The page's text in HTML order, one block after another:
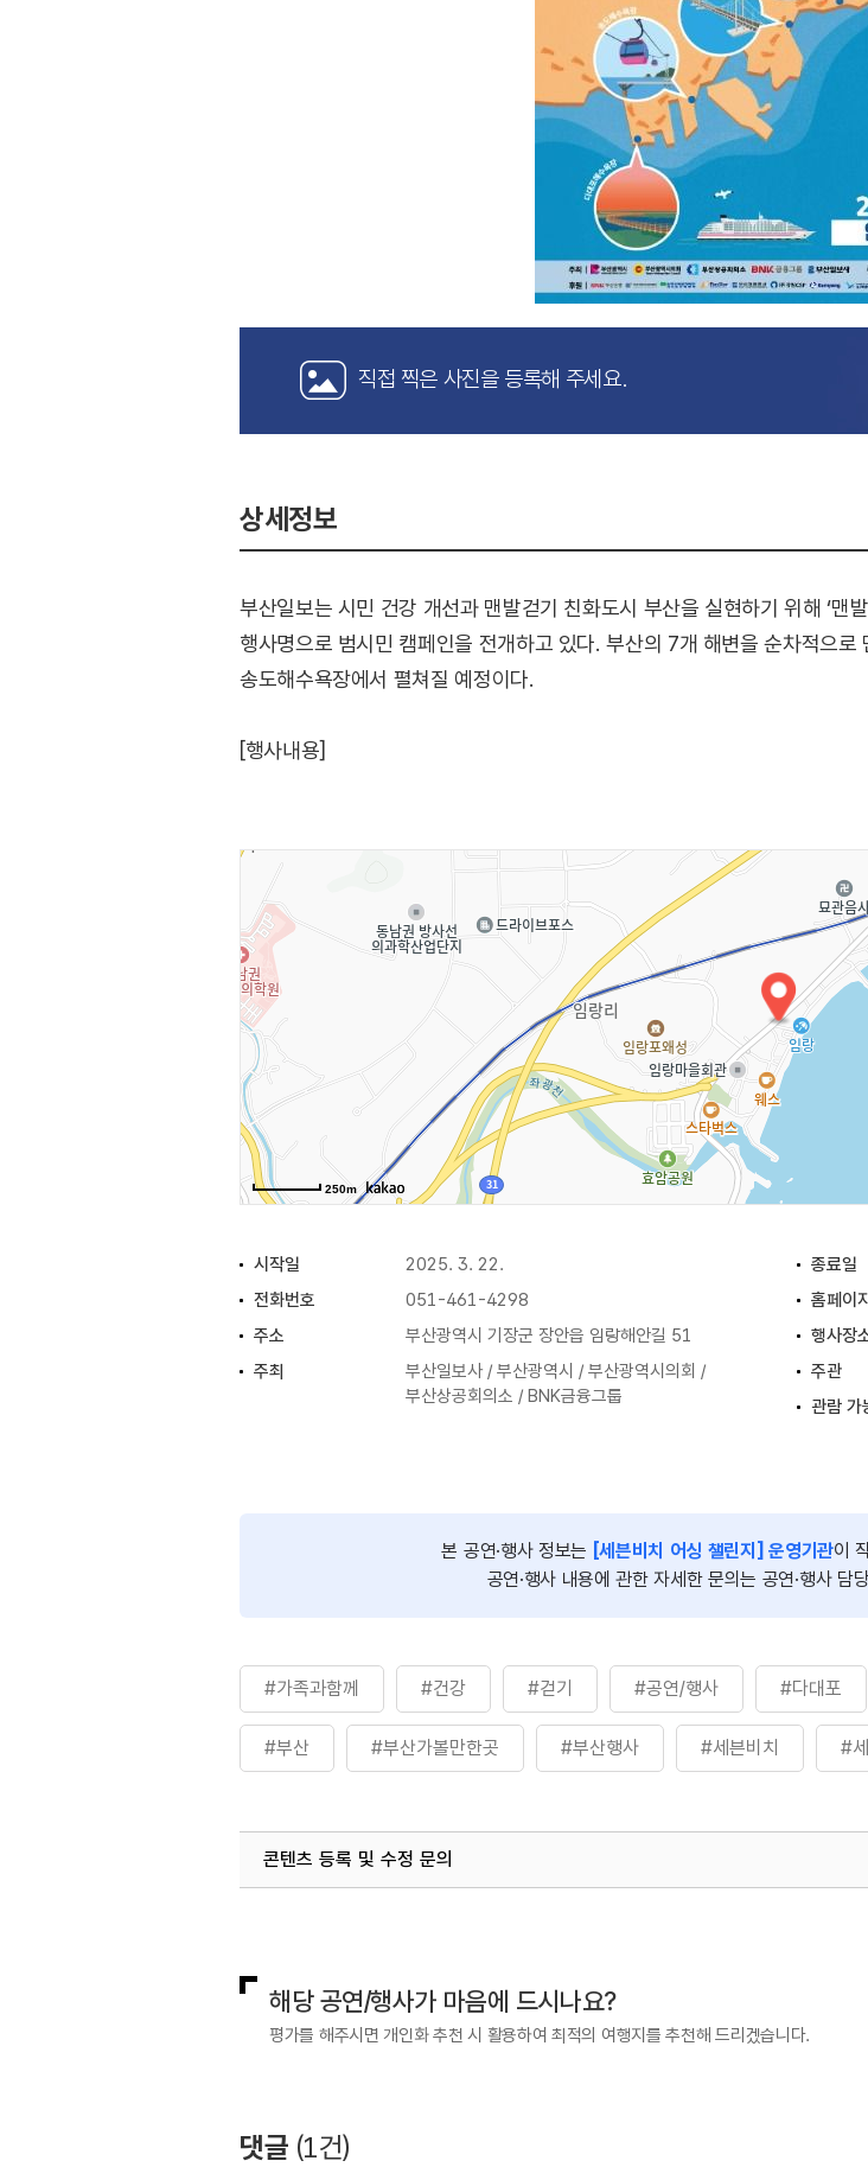
직접 찍은 사진을 등록해 주세요.
상세정보
부산일보는 시민 건강 개선과 맨발걷기 친화도시 부산을 실현하기 위해 ‘맨
행사명으로 범시민 캠페인을 전개하고 있다. 부산의 7개 해변을 순차적으로
송도해수욕장에서 펼쳐질 예정이다.
[행사내용]
3. 참여 프로그램 : 어싱코스 안내 및 몸풀기 스트레칭, 건강체험터
4. 기타 내용 : 경품 추첨 및 증정 후 해산
* 행사 일정은 사정에 따라 변경될 수 있음
[출연]
일렉디바(Elecdiva)
250m
시작일 2025. 3. 22. 종료일
전화번호
051-461-4298 홈페이지
주소
부산광역시 기장군 장안읍 임랑해안길 51 행사장
주최
부산일보사 / 부산광역시 / 부산광역시의회 /
부산상공회의소 / BNK금융그룹
주관
관람 가
본 공연·행사 정보는 [세븐비치 어싱 챌린지] 운영기관이
공연·행사 내용에 관한 자세한 문의는 공연·행사 담
#가족과함께 #건강 #걷기 #공연/행사 #다대포
#부산 #부산가볼만한곳 #부산행사 #세븐비치 #
콘텐츠 등록 및 수정 문의
해당 공연/행사가 마음에 드시나요?
평가를 해주시면 개인화 추천 시 활용하여 최적의 여행지를 추천해 드리겠습니다.
댓글 (1건)